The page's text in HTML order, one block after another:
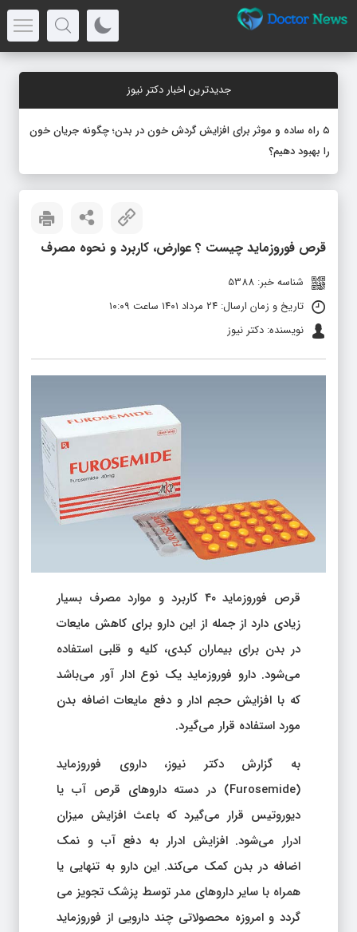
جدیدترین اخبار دکتر نیوز
۵ راه ساده و موثر برای افزایش گردش خون در بدن؛ چگونه جریان خون
را بهبود دهیم؟
قرص فوروزماید چیست ؟ عوارض، کاربرد و نحوه مصرف
شناسه خبر: 5388
تاریخ و زمان ارسال: ۲۴ مرداد ۱۴۰۱ ساعت ۱۰:۰۹
نویسنده: دکتر نیوز
قرص فوروزماید ۴۰ کاربرد و موارد مصرف بسیار
زیادی دارد از جمله از این دارو برای کاهش مایعات
در بدن برای بیماران کبدی، کلیه و قلبی استفاده
می‌شود. دارو فوروزماید یک نوع ادار آور می‌باشد
که با افزایش حجم ادار و دفع مایعات اضافه بدن
مورد استفاده قرار می‌گیرد.
به گزارش دکتر نیوز، داروی فوروزماید
(Furosemide) در دسته داروهای قرص آب یا
دیوروتیس قرار می‌گیرد که باعث افزایش میزان
ادرار می‌شود. افزایش ادرار به دفع آب و نمک
اضافه در بدن کمک می‌کند. این دارو به تنهایی یا
همراه با سایر داروهای مدر توسط پزشک تجویز می
گردد و امروزه محصولاتی چند دارویی از فوروزماید